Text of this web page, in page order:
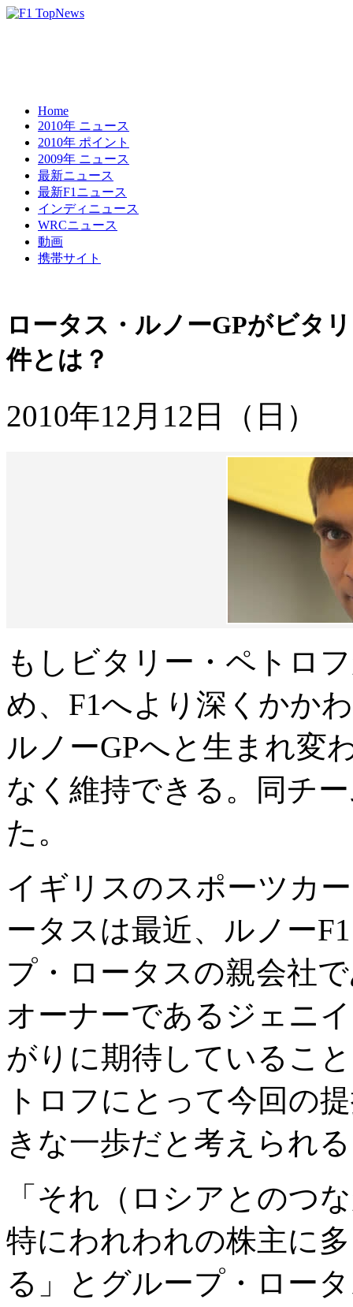
Home
2010年 ニュース
2010年 ポイント
2009年 ニュース
最新ニュース
最新F1ニュース
インディニュース
WRCニュース
動画
携帯サイト
ロータス・ルノーGPがビタ
件とは？
2010年12月12日（日）
もしビタリー・ペトロ
め、F1へより深くかか
ルノーGPへと生まれ変
なく維持できる。同チ
た。
イギリスのスポーツカ
ータスは最近、ルノー
プ・ロータスの親会社
オーナーであるジェニ
がりに期待しているこ
トロフにとって今回の
きな一歩だと考えられ
「それ（ロシアとのつ
特にわれわれの株主に
る」とグループ・ロー